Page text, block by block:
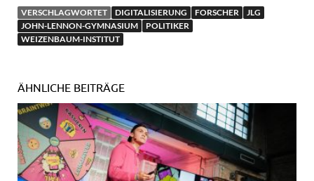
VERSCHLAGWORTET DIGITALISIERUNG FORSCHER
JLG
JOHN-LENNON-GYMNASIUM
POLITIKER
WEIZENBAUM-INSTITUT
ÄHNLICHE BEITRÄGE